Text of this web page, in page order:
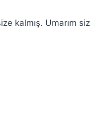
kalmış. Umarım siz